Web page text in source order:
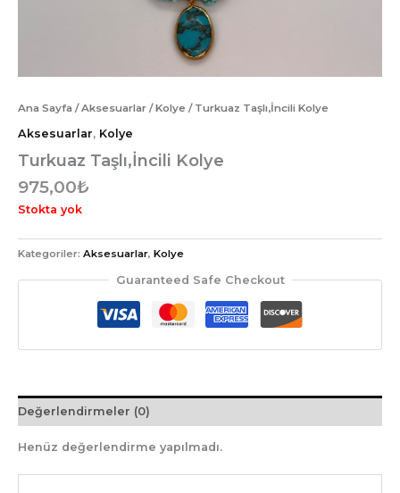
Ana Sayfa /Aksesuarlar /Kolye / Turkuaz Taşlı,İncili Kolye
Aksesuarlar, Kolye
Turkuaz Taşlı,İncili Kolye
975,00₺
Stokta yok
Kategoriler: Aksesuarlar, Kolye
Guaranteed Safe Checkout
Değerlendirmeler (0)
Henüz değerlendirme yapılmadı.